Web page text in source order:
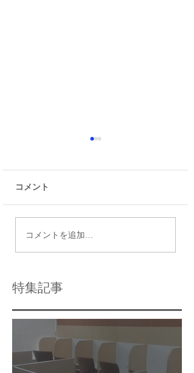
江戸川高校から日本大
コメント
コメントを追加…
特集記事